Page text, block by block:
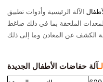
الآلة الرئيسية وأدوات تطبيق
الملحقة بما في ذلك ضاغط
آلة حفاضات الأطفال الجديدة